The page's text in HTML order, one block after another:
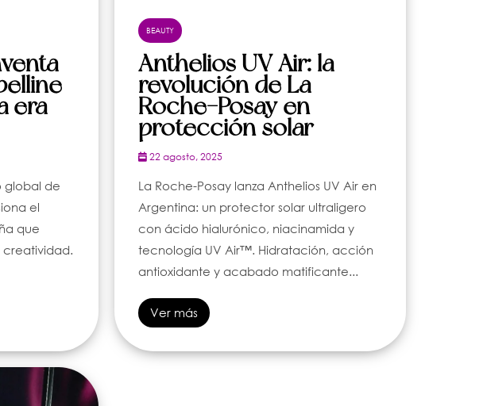
era
global de
el
que
creatividad.
BEAUTY
Anthelios UV Air: la
revolución de La
Roche-Posay en
protección solar
22 agosto, 2025
La Roche-Posay lanza Anthelios UV Air en
Argentina: un protector solar ultraligero
con ácido hialurónico, niacinamida y
tecnología UV Air™. Hidratación, acción
antioxidante y acabado matificante...
Ver más